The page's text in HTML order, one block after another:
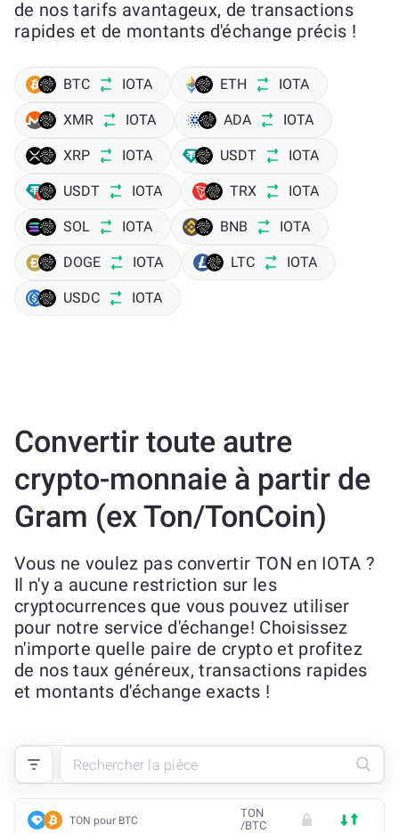
de nos tarifs avantageux, de transactions
rapides et de montants d'échange précis !
BTC IOTA ETH IOTA
XMR IOTA ADA IOTA
XRP IOTA USDT IOTA
USDT IOTA TRX IOTA
SOL IOTA BNB IOTA
DOGE IOTA LTC IOTA
USDC IOTA
Convertir toute autre
crypto-monnaie à partir de
Gram (ex Ton/TonCoin)
Vous ne voulez pas convertir TON en IOTA ?
Il n'y a aucune restriction sur les
cryptocurrences que vous pouvez utiliser
pour notre service d'échange! Choisissez
n'importe quelle paire de crypto et profitez
de nos taux généreux, transactions rapides
et montants d'échange exacts !
TON pour BTC
TON
/BTC